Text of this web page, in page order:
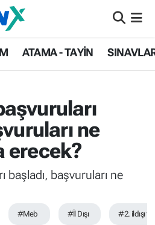
ATAMA - TAYİN
ne
erecek?
başladı, başvuruları ne
#Meb #İl Dışı #2. ildışı
Haritası
ve Fikstür